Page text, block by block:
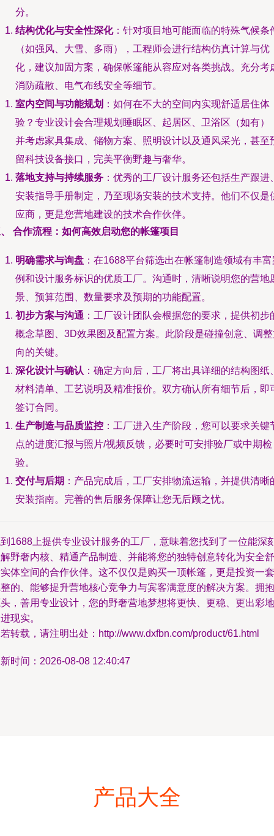
分。
结构优化与安全性深化：针对项目地可能面临的特殊气候条
（如强风、大雪、多雨），工程师会进行结构仿真计算与优
化，建议加固方案，确保帐篷能从容应对各类挑战。充分考
消防疏散、电气布线安全等细节。
室内空间与功能规划 ：如何在不大的空间内实现舒适居住体
验？专业设计会合理规划睡眠区、起居区、卫浴区（如有）
并考虑家具集成、储物方案、照明设计以及通风采光，甚至
留科技设备接口，完美平衡野趣与奢华。
落地支持与持续服务 ：优秀的工厂设计服务还包括生产跟进
安装指导手册制定，乃至现场安装的技术支持。他们不仅是
应商，更是您营地建设的技术合作伙伴。
合作流程：如何高效启动您的帐篷项目
明确需求与询盘 ：在1688平台筛选出在帐篷制造领域有丰
例和设计服务标识的优质工厂。沟通时，清晰说明您的营地
景、预算范围、数量要求及预期的功能配置。
初步方案与沟通 ：工厂设计团队会根据您的要求，提供初步
概念草图、3D效果图及配置方案。此阶段是碰撞创意、调
向的关键。
深化设计与确认 ：确定方向后，工厂将出具详细的结构图纸
材料清单、工艺说明及精准报价。双方确认所有细节后，即
签订合同。
生产制造与品质监控 ：工厂进入生产阶段，您可以要求关键
点的进度汇报与照片/视频反馈，必要时可安排验厂或中期检
验。
交付与后期 ：产品完成后，工厂安排物流运输，并提供清晰
安装指南。完善的售后服务保障让您无后顾之忧。
1688上提供专业设计服务的工厂，意味着您找到了一位能深
野奢内核、精通产品制造、并能将您的独特创意转化为安全舒
体空间的合作伙伴。这不仅仅是购买一顶帐篷，更是投资一套
的、能够提升营地核心竞争力与宾客满意度的解决方案。拥抱
，善用专业设计，您的野奢营地梦想将更快、更稳、更出彩地
现实。
转载，请注明出处：http://www.dxfbn.com/product/61.html
时间：2026-08-08 12:40:47
产品大全